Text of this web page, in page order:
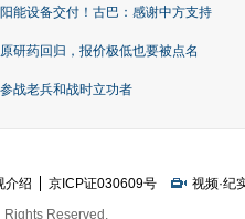
能设备交付！古巴：感谢中方支持
研药回归，报价极低也要被点名
战老兵和战时立功者
介绍 京ICP证030609号 视频·纪
Reserved.